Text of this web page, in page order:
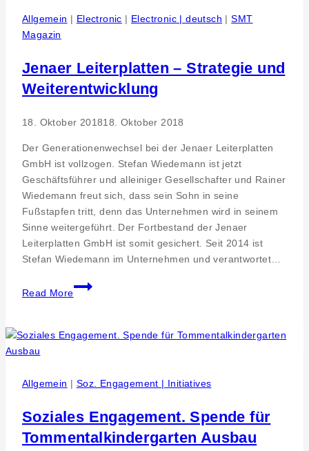
Initiative
Unternehmer:
no.waiy
clothing
Allgemein | Electronic | Electronic | deutsch |SMT
Magazin
Jenaer Leiterplatten – Strategie und
Weiterentwicklung
18. Oktober 201818. Oktober 2018
Der Generationenwechsel bei der Jenaer Leiterplatten
GmbH ist vollzogen. Stefan Wiedemann ist jetzt
Geschäftsführer und alleiniger Gesellschafter und Rainer
Wiedemann freut sich, dass sein Sohn in seine
Fußstapfen tritt, denn das Unternehmen wird in seinem
Sinne weitergeführt. Der Fortbestand der Jenaer
Leiterplatten GmbH ist somit gesichert. Seit 2014 ist
Stefan Wiedemann im Unternehmen und verantwortet…
Read More
Jenaer
Leiterplatten
Strategie
Allgemein | Soz. Engagement | Initiatives
Soziales Engagement. Spende für
Tommentalkindergarten Ausbau